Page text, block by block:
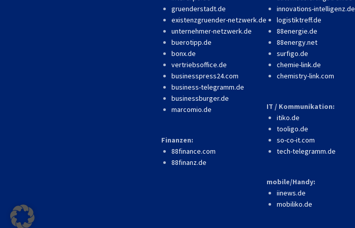
gruenderstadt.de
existenzgruender-netzwerk.de
unternehmer-netzwerk.de
buerotipp.de
bonx.de
vertriebsoffice.de
businesspress24.com
business-telegramm.de
businessburger.de
marcomio.de
Finanzen:
88finance.com
88finanz.de
innovations-intelligenz.de
logistiktreff.de
88energie.de
88energy.net
surfigo.de
chemie-link.de
chemistry-link.com
IT / Kommunikation:
itiko.de
tooligo.de
so-co-it.com
tech-telegramm.de
mobile/Handy:
iinews.de
mobiliko.de